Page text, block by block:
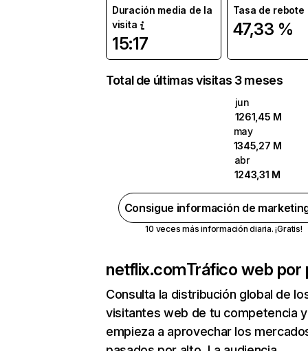
Duración media de la
visita
15:17
Tasa de rebote
47,33 %
Total de últimas visitas 3 meses
jun
1261,45 M
may
1345,27 M
abr
1243,31 M
Consigue información de
10 veces más información diaria. ¡Gratis!
netflix.comTráfico web por
Consulta la distribución global de
visitantes web de tu competencia y
empieza a aprovechar los